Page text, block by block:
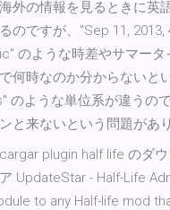
外の情報を見るときに英
のですが、"Sep 11, 2013,
のような時差やサマータ
何時なのか分からないと
のような単位系が違うの
と来ないという問題があ
plugin half life のダ
UpdateStar - Half-Life
to any Half-life mod